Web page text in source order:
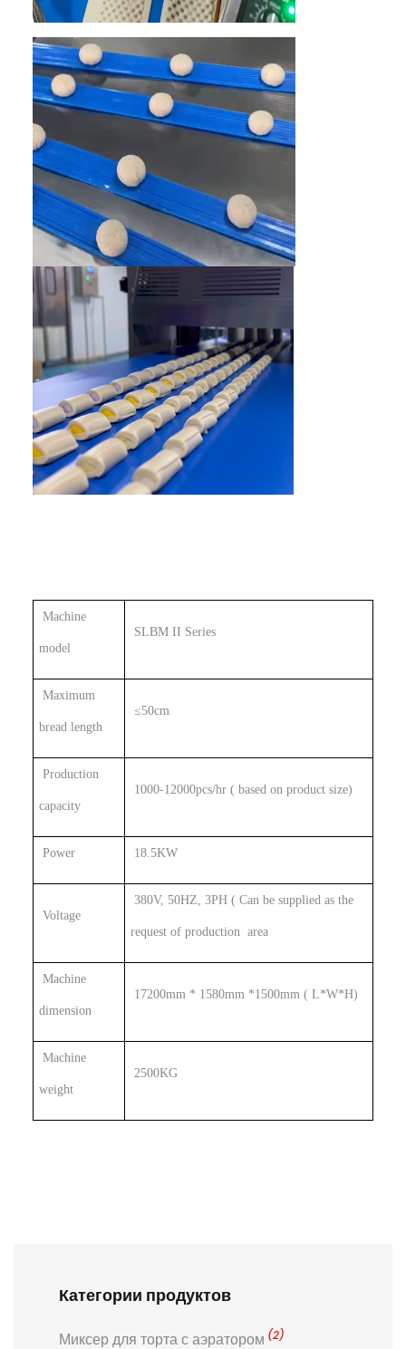
Machine
model
SLBM II Series
Maximum
bread length
≤50cm
Production
capacity
1000-12000pcs/hr ( based on product size)
Power 18.5KW
Voltage
380V, 50HZ, 3PH ( Can be supplied as the
request of production area
Machine
dimension
17200mm * 1580mm *1500mm ( L*W*H)
Machine
weight
2500KG
Категории продуктов
Миксер для торта с аэратором (2)